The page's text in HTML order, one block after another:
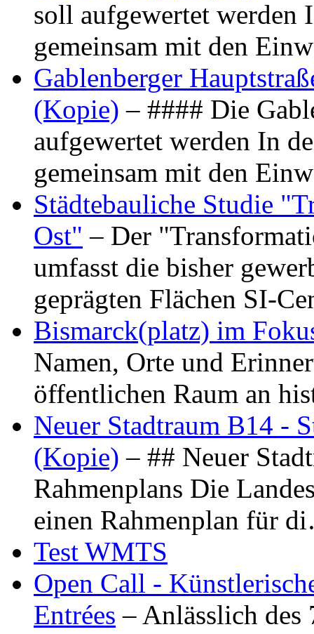
soll aufgewertet werden
gemeinsam mit den
Gablenberger
(Kopie) – #### Die
aufgewertet werden In
gemeinsam mit den
Städtebauliche Studie
Ost" – Der
umfasst die bisher
geprägten Flächen SI-
Bismarck(platz) im
Namen, Orte und
öffentlichen Raum an
Neuer Stadtraum B14 -
(Kopie) – ## Neuer
Rahmenplans Die
einen Rahmenplan für
Test WMTS
Open Call -
Entrées – Anlässlich